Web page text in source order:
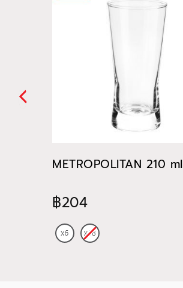
METROPOLITAN 210 ml
฿204